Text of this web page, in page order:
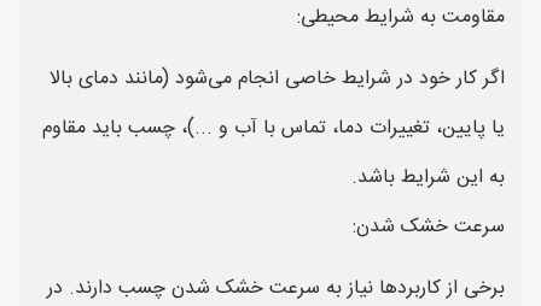
مقاومت به شرایط محیطی:
اگر کار خود در شرایط خاصی انجام می‌شود (مانند دمای بالا
یا پایین، تغییرات دما، تماس با آب و ...)، چسب باید مقاوم
به این شرایط باشد.
سرعت خشک شدن:
برخی از کاربردها نیاز به سرعت خشک شدن چسب دارند. در